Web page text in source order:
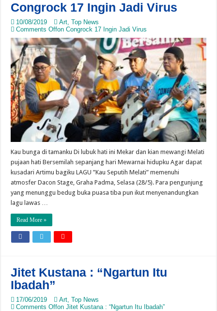
Congrock 17 Ingin Jadi Virus
10/08/2019 Art,Top News
Comments Offon Congrock 17 Ingin Jadi Virus
Kau bunga di tamanku Di lubuk hati ini Mekar dan kian mewangi Melati
pujaan hati Bersemilah sepanjang hari Mewarnai hidupku Agar dapat
kusadari Artimu bagiku LAGU ”Kau Seputih Melati” memenuhi
atmosfer Dacon Stage, Graha Padma, Selasa (28/5). Para pengunjung
yang menunggu bedug buka puasa tiba pun ikut menyenandungkan
lagu lawas …
Read More »
Jitet Kustana : “Ngartun Itu
Ibadah”
17/06/2019 Art ,Top News
Comments Offon Jitet Kustana : “Ngartun Itu Ibadah”